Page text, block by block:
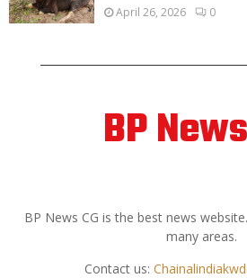
April 26, 2026 0
BP
BP News CG is the best news
many areas.
Contact us: